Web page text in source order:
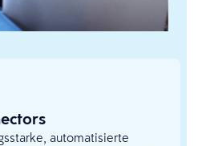
automatisierte